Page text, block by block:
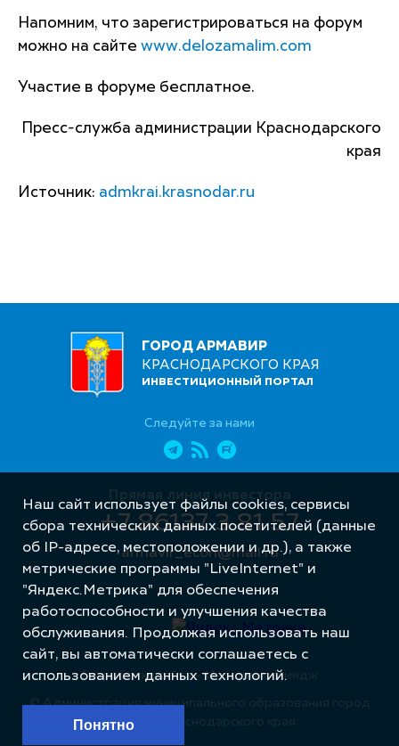
Напомним, что зарегистрироваться на форум
можно на сайте www.delozamalim.com
Участие в форуме бесплатное.
Пресс-служба администрации Краснодарского
края
Источник: admkrai.krasnodar.ru
ГОРОД АРМАВИР
КРАСНОДАРСКОГО КРАЯ
ИНВЕСТИЦИОННЫЙ ПОРТАЛ
Следуйте за нами
Прямая линия инвестора
+7 86137 3 81 57
armavir_econ@mail.ru
© Администрация муниципального образования город
Армавир Краснодарского края
Разработка сайта – Интернет-Имидж
Наш сайт использует файлы cookies, сервисы
сбора технических данных посетителей (данные
об IP-адресе, местоположении и др.), а также
метрические программы "LiveInternet" и
"Яндекс.Метрика" для обеспечения
работоспособности и улучшения качества
обслуживания. Продолжая использовать наш
сайт, вы автоматически соглашаетесь с
использованием данных технологий.
Понятно